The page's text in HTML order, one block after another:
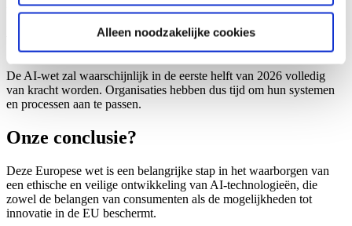
Alleen noodzakelijke cookies
markt voor AI te stimuleren.
Wanneer wordt de wet actief?
De AI-wet zal waarschijnlijk in de eerste helft van 2026 volledig
van kracht worden. Organisaties hebben dus tijd om hun systemen
en processen aan te passen.
Onze conclusie?
Deze Europese wet is een belangrijke stap in het waarborgen van
een ethische en veilige ontwikkeling van AI-technologieën, die
zowel de belangen van consumenten als de mogelijkheden tot
innovatie in de EU beschermt.